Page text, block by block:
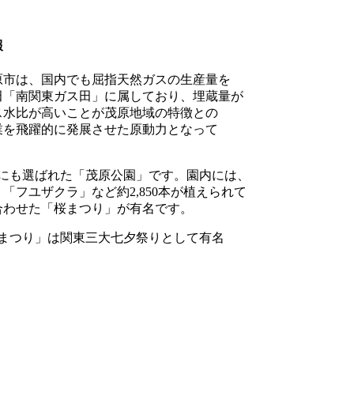
は、国内でも屈指天然ガスの生産量を
南関東ガス田」に属しており、埋蔵量が
比が高いことが茂原地域の特徴との
飛躍的に発展させた原動力となって
も選ばれた「茂原公園」です。園内には、
フユザクラ」など約2,850本が植えられて
せた「桜まつり」が有名です。
つり」は関東三大七夕祭りとして有名